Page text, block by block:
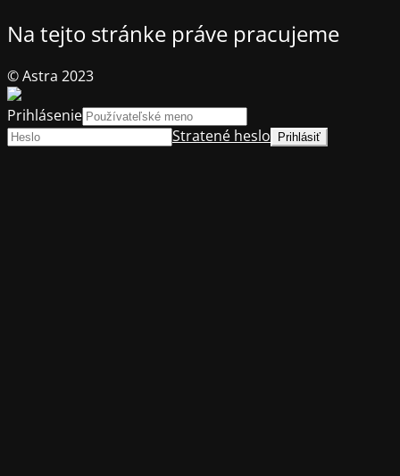
Na tejto stránke práve pracujeme
© Astra 2023
Prihlásenie
Stratené heslo